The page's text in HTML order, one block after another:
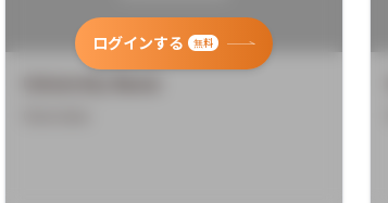
ログインする 無料